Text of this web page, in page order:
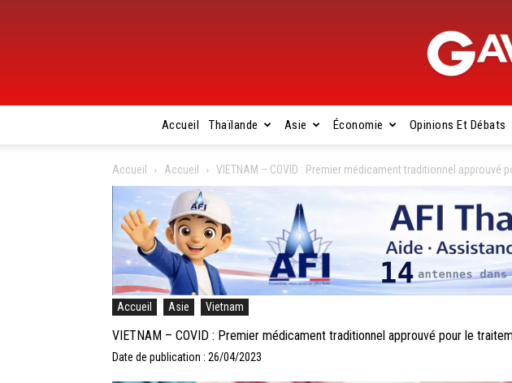
Accueil Thaïlande Asie Économie Opinions Et Débats
Accueil Accueil VIETNAM – COVID : Premier médicament traditionnel approuvé
Accueil Asie Vietnam
VIETNAM – COVID : Premier médicament traditionnel approuvé pour le
Date de publication : 26/04/2023